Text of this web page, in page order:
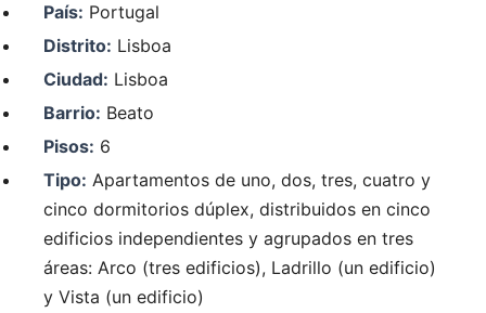
País: Portugal
Distrito: Lisboa
Ciudad: Lisboa
Barrio: Beato
Pisos: 6
Tipo: Apartamentos de uno, dos, tres, cuatro y
cinco dormitorios dúplex, distribuidos en cinco
edificios independientes y agrupados en tres
áreas: Arco (tres edificios), Ladrillo (un edificio)
y Vista (un edificio)